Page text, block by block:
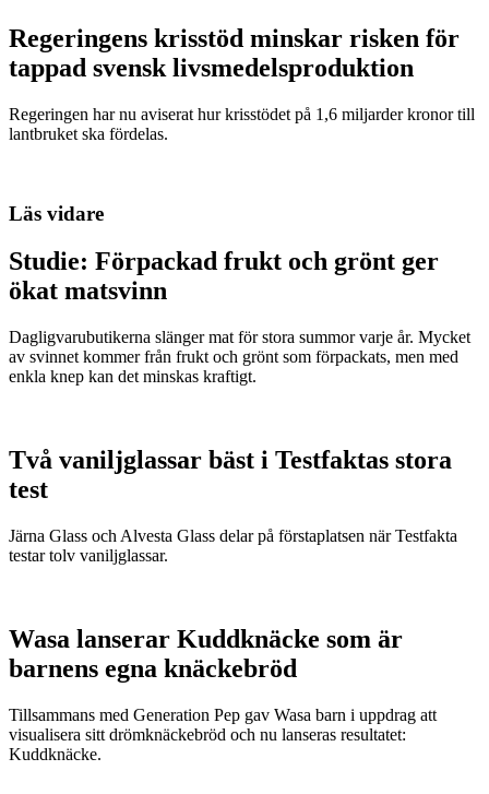
Regeringens krisstöd minskar risken för
tappad svensk livsmedelsproduktion
Regeringen har nu aviserat hur krisstödet på 1,6 miljarder kronor till
lantbruket ska fördelas.
Läs vidare
Studie: Förpackad frukt och grönt ger
ökat matsvinn
Dagligvarubutikerna slänger mat för stora summor varje år. Mycket
av svinnet kommer från frukt och grönt som förpackats, men med
enkla knep kan det minskas kraftigt.
Två vaniljglassar bäst i Testfaktas stora
test
Järna Glass och Alvesta Glass delar på förstaplatsen när Testfakta
testar tolv vaniljglassar.
Wasa lanserar Kuddknäcke som är
barnens egna knäckebröd
Tillsammans med Generation Pep gav Wasa barn i uppdrag att
visualisera sitt drömknäckebröd och nu lanseras resultatet:
Kuddknäcke.